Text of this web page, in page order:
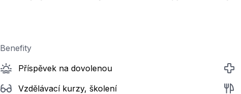
Benefity
Příspěvek na dovolenou
Vzdělávací kurzy, školení